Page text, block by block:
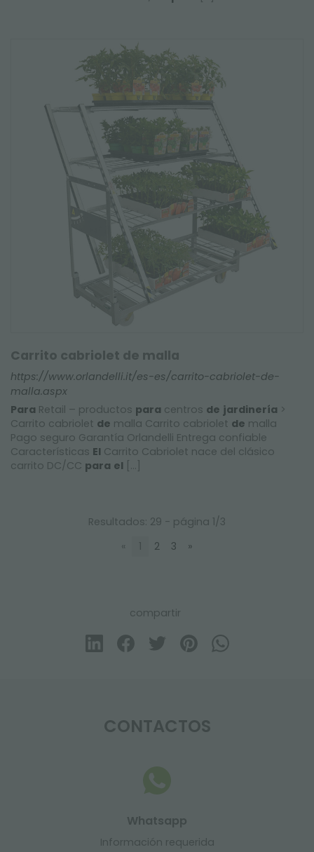
Carrito cabriolet de malla
https://www.orlandelli.it/es-es/carrito-cabriolet-de-
malla.aspx
Para Retail – productos para centros de jardinería >
Carrito cabriolet de malla Carrito cabriolet de malla
Pago seguro Garantía Orlandelli Entrega confiable
Características El Carrito Cabriolet nace del clásico
carrito DC/CC para el [...]
Resultados: 29 - página 1/3
«
1 2 3 »
compartir
CONTACTOS
Whatsapp
Información requerida